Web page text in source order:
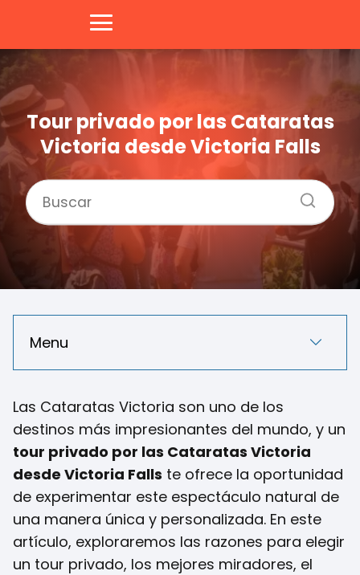
Tour privado por las Cataratas
Victoria desde Victoria Falls
Menu
Las Cataratas Victoria son uno de los
destinos más impresionantes del mundo, y un
tour privado por las Cataratas Victoria
desde Victoria Falls te ofrece la oportunidad
de experimentar este espectáculo natural de
una manera única y personalizada. En este
artículo, exploraremos las razones para elegir
un tour privado, los mejores miradores, el